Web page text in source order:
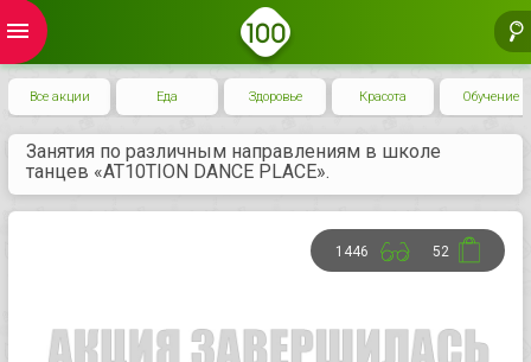
menu
Все акции Еда Здоровье Красота Обучение
Занятия по различным направлениям в школе
танцев «AT10TION DANCE PLACE».
1446 52